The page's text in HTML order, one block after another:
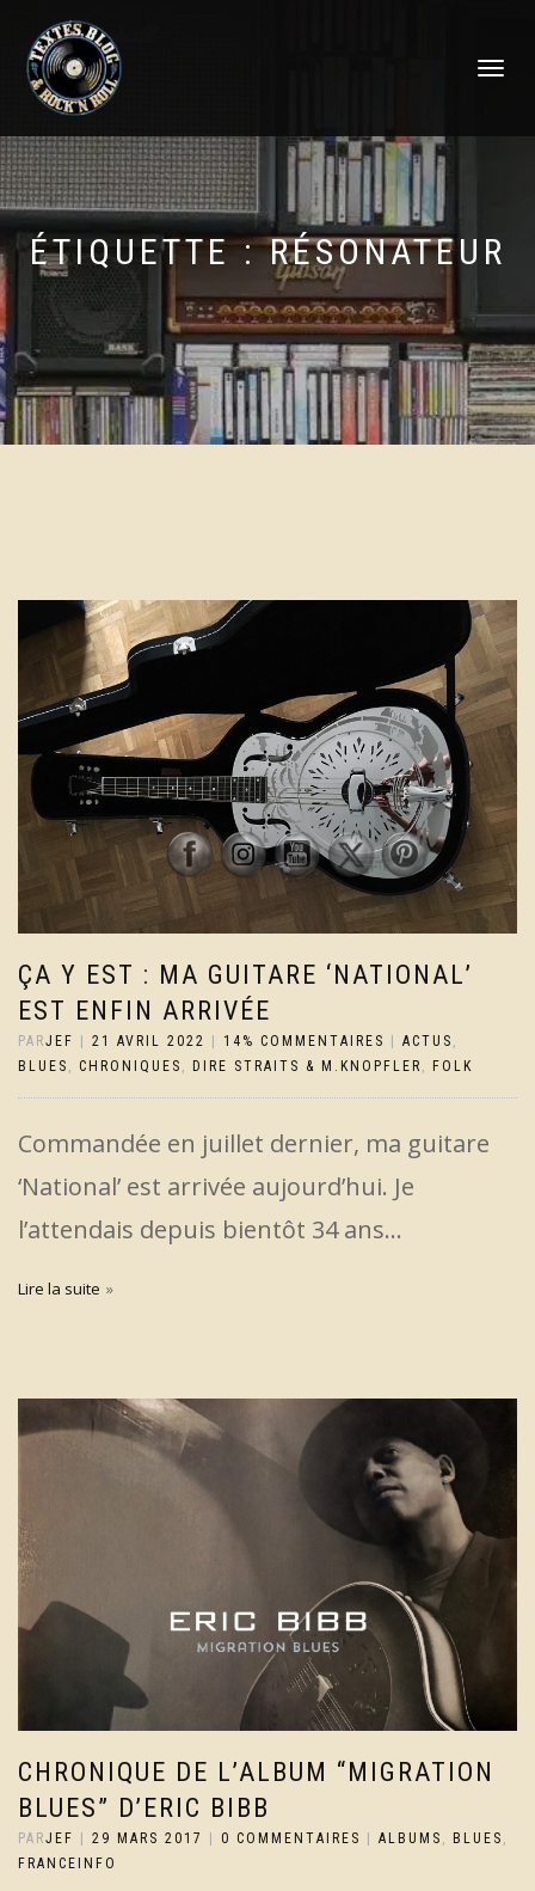
DÉPLIER
ÉTIQUETTE :RÉSONATEUR
ÇA Y EST : MA GUITARE ‘NATIONAL’
EST ENFIN ARRIVÉE
PARJEF | 21 AVRIL 2022 | 14% COMMENTAIRES | ACTUS
BLUES
CHRONIQUES DIRE STRAITS & M.KNOPFLER FOLK
Commandée en juillet dernier, ma guitare
‘National’ est arrivée aujourd’hui. Je
l’attendais depuis bientôt 34 ans…
Lire la suite
CHRONIQUE DE L’ALBUM “MIGRATION
BLUES” D’ERIC BIBB
PARJEF 29 MARS 2017 0 COMMENTAIRES ALBUMS , BLUES ,
FRANCEINFO